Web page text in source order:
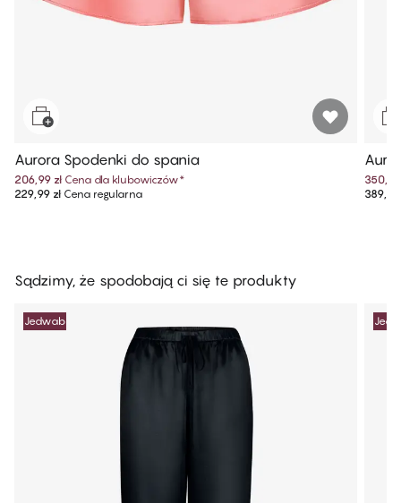
Aurora Spodenki do spania
206,99 zł Cena dla klubowiczów*
229,99 złCena regularna
350,99
389,99
Sądzimy, że spodobają ci się te produkty
Jedwab